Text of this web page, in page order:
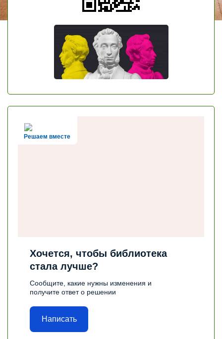
Решаем вместе
Хочется, чтобы библиотека
стала лучше?
Сообщите, какие нужны изменения и
получите ответ о решении
Написать